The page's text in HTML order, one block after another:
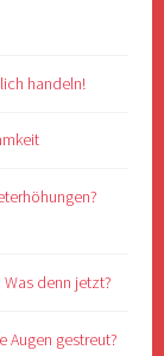
handeln!
denn jetzt?
Augen gestreut?